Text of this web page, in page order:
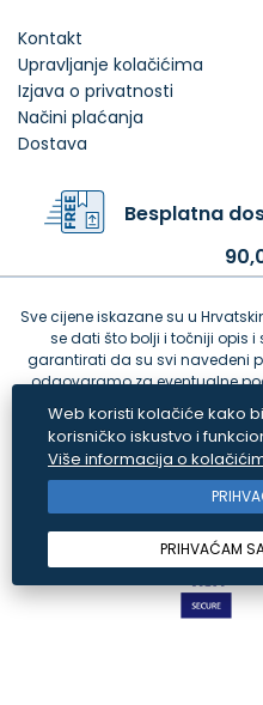
Kontakt
Upravljanje kolačićima
Izjava o privatnosti
Načini plaćanja
Dostava
Besplatna
Sve cijene iskazane su u
se dati što bolji i točniji opis i
garantirati da su svi navedeni
odgovaramo za eventualne
greške prilikom
Web koristi kolačiće kako
korisničko iskustvo i
Više informacija o
PRIHVAĆAM